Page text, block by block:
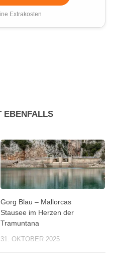
Extrakosten
EBENFALLS
Gorg Blau – Mallorcas
Stausee im Herzen der
Tramuntana
31. OKTOBER 2025